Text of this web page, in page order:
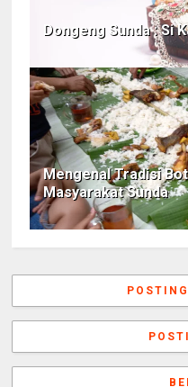
Dongeng Sunda : Si
Mengenal Tradisi
Masyarakat Sunda